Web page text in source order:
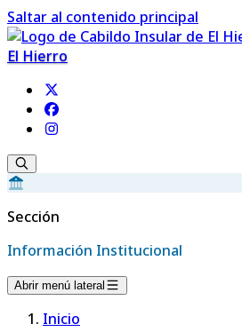
Saltar al contenido principal
El Hierro
Sección
Información Institucional
Abrir menú lateral
Inicio